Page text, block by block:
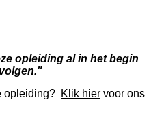
opleiding al in het begin
opleiding? Klik hier voor ons